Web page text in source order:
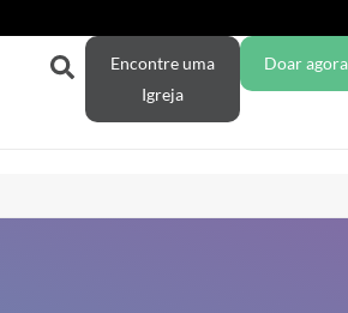
Encontre uma
Igreja
Doar agora